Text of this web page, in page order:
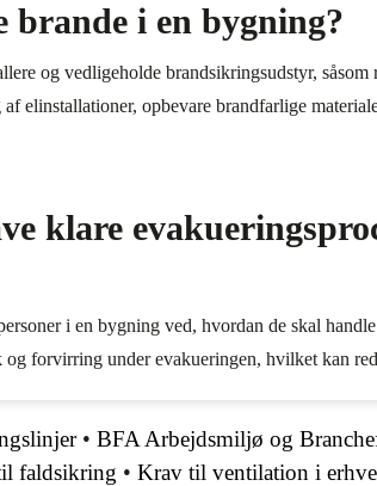
brande i en bygning?
og vedligeholde brandsikringsudstyr, såsom
elinstallationer, opbevare brandfarlige
klare
i en bygning ved, hvordan de skal
forvirring under evakueringen, hvilket kan
• BFA Arbejdsmiljø og
faldsikring • Krav til ventilation i